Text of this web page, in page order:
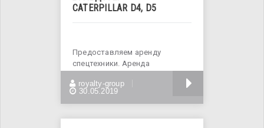
CATERPILLAR D4, D5
Предоставляем аренду
спецтехники. Аренда
D5. Бульдозеры широко
royalty-group
30.05.2019